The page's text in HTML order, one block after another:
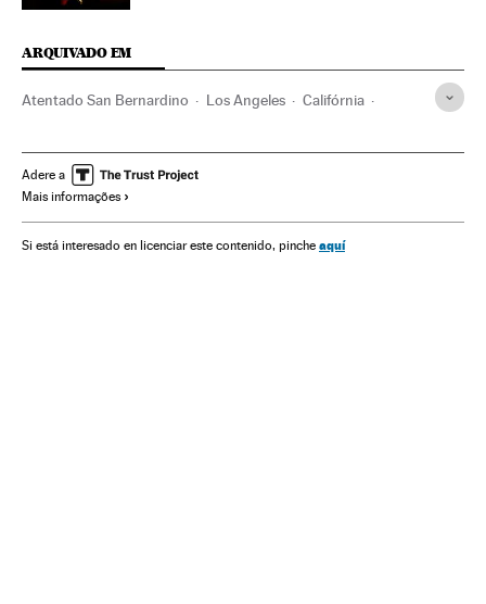
ARQUIVADO EM
Atentado San Bernardino Los Angeles Califórnia
Estados Unidos Atentados terroristas
Acontecimentos América Delitos Terrorismo
Adere a
Mais informações
Si está interesado en licenciar este contenido, pinche aquí